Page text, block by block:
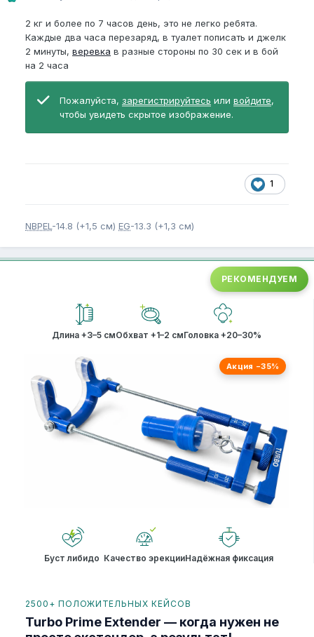
2 кг и более по 7 часов день, это не легко ребята.
Каждые два часа перезаряд, в туалет пописать и джелк
2 минуты, веревка в разные стороны по 30 сек и в бой
на 2 часа
Пожалуйста, зарегистрируйтесь или войдите,
чтобы увидеть скрытое изображение.
1
NBPEL -14.8 (+1,5 см) EG-13.3 (+1,3 см)
РЕКОМЕНДУЕМ
Длина +3–5 смОбхват +1–2 смГоловка +20–30%
Акция −35%
Буст либидо Качество эрекцииНадёжная фиксация
2500+ ПОЛОЖИТЕЛЬНЫХ КЕЙСОВ
Turbo Prime Extender — когда нужен не